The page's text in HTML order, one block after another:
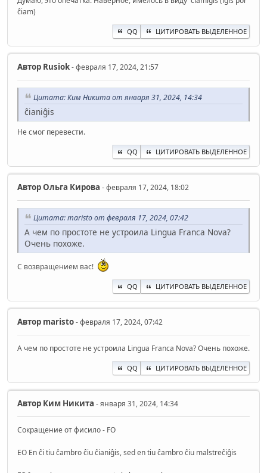
ĉiam)
QQ ЦИТИРОВАТЬ ВЫДЕЛЕННОЕ
Автор Rusiok- февраля 17, 2024, 21:57
Цитата: Ким Никита от января 31, 2024, 14:34
ĉianiĝis
Не смог перевести.
QQ ЦИТИРОВАТЬ ВЫДЕЛЕННОЕ
АвторОльга Кирова - февраля 17, 2024, 18:02
Цитата: maristo от февраля 17, 2024, 07:42
А чем по простоте не устроила Lingua Franca Nova?
Очень похоже.
С возвращением вас!
QQ ЦИТИРОВАТЬ ВЫДЕЛЕННОЕ
Автор maristo- февраля 17, 2024, 07:42
А чем по простоте не устроила Lingua Franca Nova? Очень похоже.
QQ ЦИТИРОВАТЬ ВЫДЕЛЕННОЕ
Автор Ким Никита - января 31, 2024, 14:34
Сокращение от фисило - FO
EO En ĉi tiu ĉambro ĉiu ĉianiĝis, sed en tiu ĉambro ĉiu malstreĉiĝis